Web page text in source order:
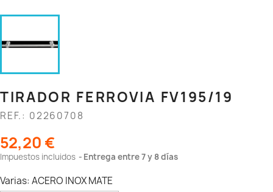
TIRADOR FERROVIA FV195/19
REF.: 02260708
52,20 €
Impuestos incluidos Entrega entre 7 y 8 días
Varias: ACERO INOX MATE